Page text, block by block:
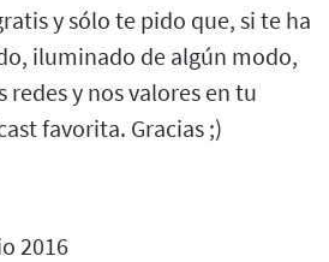
y sólo te pido que, si te ha
iluminado de algún modo,
y nos valores en tu
favorita. Gracias ;)
2016